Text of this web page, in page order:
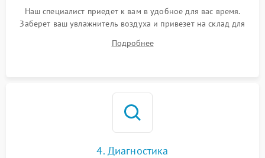
Наш специалист приедет к вам в удобное для вас время.
Заберет ваш увлажнитель воздуха и привезет на склад для
Подробнее
4. Диагностика